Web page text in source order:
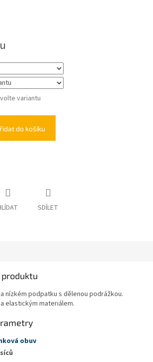
variantu
do košíku
SDÍLET
nízkém podpatku s dělenou podrážkou.
elastickým materiálem.
obuv